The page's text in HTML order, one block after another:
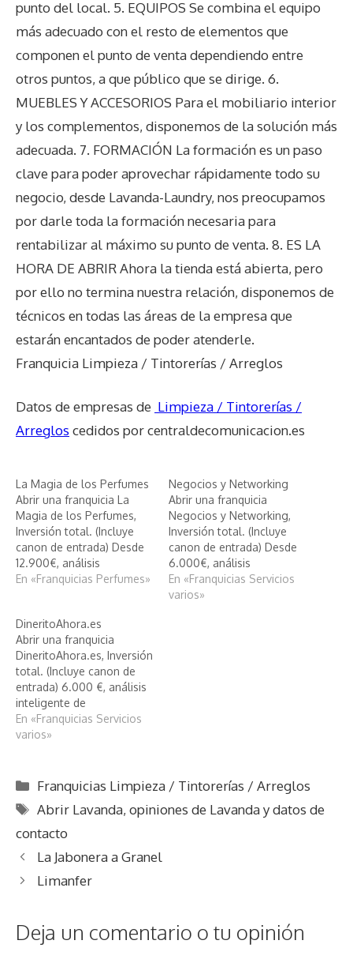
punto del local. 5. EQUIPOS Se combina el equipo
más adecuado con el resto de elementos que
componen el punto de venta dependiendo entre
otros puntos, a que público que se dirige. 6.
MUEBLES Y ACCESORIOS Para el mobiliario interior
y los complementos, disponemos de la solución más
adecuada. 7. FORMACIÓN La formación es un paso
clave para poder aprovechar rápidamente todo su
negocio, desde Lavanda-Laundry, nos preocupamos
por darle toda la formación necesaria para
rentabilizar al máximo su punto de venta. 8. ES LA
HORA DE ABRIR Ahora la tienda está abierta, pero
por ello no termina nuestra relación, disponemos de
técnicos en todas las áreas de la empresa que
estarán encantados de poder atenderle.
Franquicia Limpieza / Tintorerías / Arreglos
Datos de empresas de Limpieza / Tintorerías /
Arreglos cedidos por centraldecomunicacion.es
La Magia de los Perfumes
Abrir una franquicia La
Magia de los Perfumes,
Inversión total. (Incluye
canon de entrada) Desde
12.900€, análisis
inteligente de La Magia de
En «Franquicias Perfumes»
Negocios y Networking
Abrir una franquicia
Negocios y Networking,
Inversión total. (Incluye
canon de entrada) Desde
6.000€, análisis
inteligente de Negocios y
Networking
En «Franquicias Servicios
varios»
DineritoAhora.es
Abrir una franquicia
DineritoAhora.es, Inversión
total. (Incluye canon de
entrada) 6.000 €, análisis
inteligente de
DineritoAhora.es
En «Franquicias Servicios
varios»
Categorías
Franquicias Limpieza / Tintorerías / Arreglos
Etiquetas
Abrir Lavanda,opiniones de Lavanda y datos de
contacto
La Jabonera a Granel
Limanfer
Deja un comentario o tu opinión